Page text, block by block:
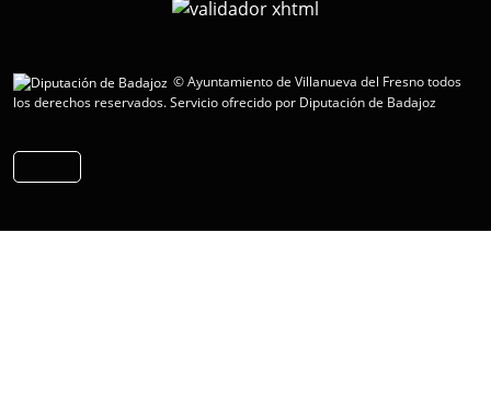
© Ayuntamiento de Villanueva del Fresno todos
los derechos reservados.Servicio ofrecido por Diputación de Badajoz